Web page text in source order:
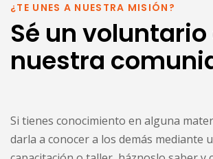
¿TE UNES A NUESTRA MISIÓN?
Sé un voluntario
nuestra
Si tienes conocimiento en alguna
darla a conocer a los demás mediante